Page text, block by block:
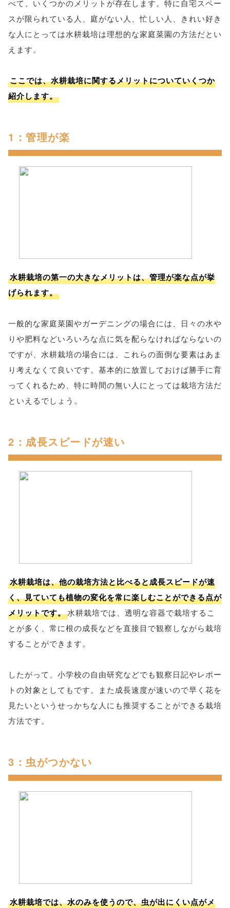
べて、いくつかのメリットが存在します。特に自宅スペー
スが限られている人、庭がない人、忙しい人、きれい好き
な人にとっては水耕栽培は理想的な家庭菜園の方法だとい
えます。
ここでは、水耕栽培に関するメリットについていくつか
紹介します。
1：管理が楽
水耕栽培の第一の大きなメリットは、管理が楽な点が挙
げられます。
一般的な家庭菜園やガーデニングの場合には、日々の水や
りや肥料などいろいろな点に気を配らなければならないの
ですが、水耕栽培の場合には、これらの面倒な要素はあま
り考えなくて良いです。基本的に放置しておけば勝手に育
ってくれるため、特に時間の無い人にとっては栽培方法だ
といえるでしょう。
2：成長スピードが速い
水耕栽培は、他の栽培方法と比べると成長スピードが速
く、見ていても植物の変化を常に楽しむことができる点が
メリットです。水耕栽培では、透明な容器で栽培するこ
とが多く、常に根の成長などを直接目で観察しながら栽培
することができます。
したがって、小学校の自由研究などでも観察日記やレポー
トの対象としてもです。また成長速度が速いので早く花を
見たいというせっかちな人にも推奨することができる栽培
方法です。
3：虫がつかない
水耕栽培では、水のみを使うので、虫が出にくい点がメ